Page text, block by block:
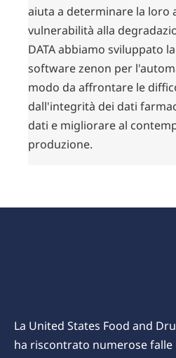
aiuta a determinare la loro
vulnerabilità alla
DATA abbiamo sviluppato
software zenon per
modo da affrontare le
dall'integrità dei dati
dati e migliorare al
produzione.
La United States Food and
ha riscontrato numerose